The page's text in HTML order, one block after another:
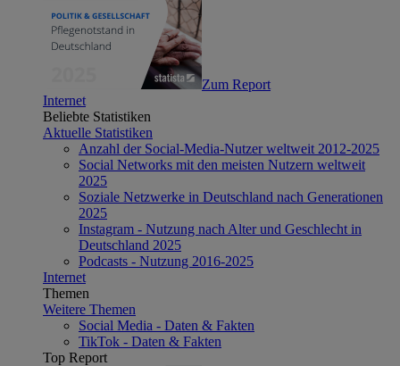
Zum Report
Internet
Beliebte Statistiken
Aktuelle Statistiken
Anzahl der Social-Media-Nutzer weltweit 2012-2025
Social Networks mit den meisten Nutzern weltweit
2025
Soziale Netzwerke in Deutschland nach Generationen
2025
Instagram - Nutzung nach Alter und Geschlecht in
Deutschland 2025
Podcasts - Nutzung 2016-2025
Internet
Themen
Weitere Themen
Social Media - Daten & Fakten
TikTok - Daten & Fakten
Top Report